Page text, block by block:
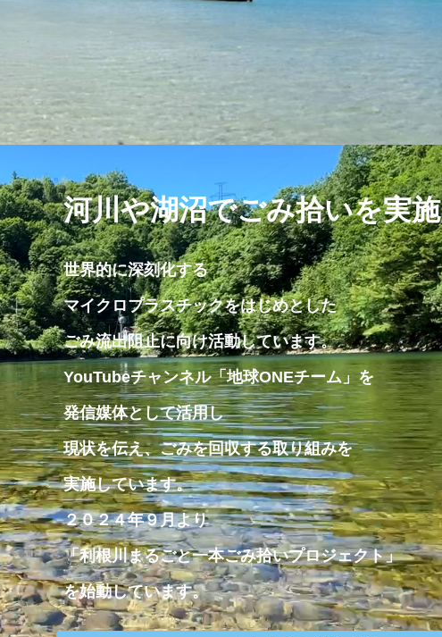
河川や湖沼でごみ拾いを実施
世界的に深刻化する
マイクロプラスチックをはじめとした
ごみ流出阻止に向け活動しています。
YouTubeチャンネル「地球ONEチーム」を
発信媒体として活用し
現状を伝え、ごみを回収する取り組みを
実施しています。
２０２４年９月より
「利根川まるごと一本ごみ拾いプロジェクト」
を始動しています。